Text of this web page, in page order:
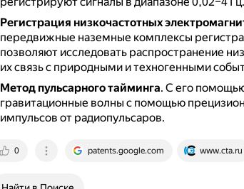
Регистрация низкочастотных
передвижные наземные комплексы
позволяют исследовать распространение
их связь с природными и техногенными
Метод пульсарного тайминга. С его
гравитационные волны с помощью
импульсов от радиопульсаров.
0 patents.google.com www.cta.ru